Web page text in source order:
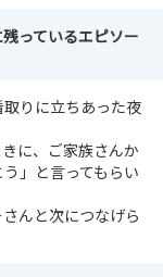
っているエピソー
りに立ちあった夜
に、ご家族さんか
」と言ってもらい
んと次につなげら